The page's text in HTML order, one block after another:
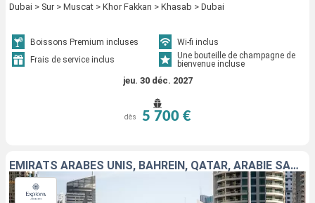
Dubai > Sur > Muscat > Khor Fakkan > Khasab > Dubai
Boissons Premium incluses
Wi-fi inclus
Frais de service inclus
Une bouteille de champagne de
bienvenue incluse
jeu. 30 déc. 2027
dès 5 700 €
EMIRATS ARABES UNIS, BAHREIN, QATAR, ARABIE SAOUDITE, OMAN